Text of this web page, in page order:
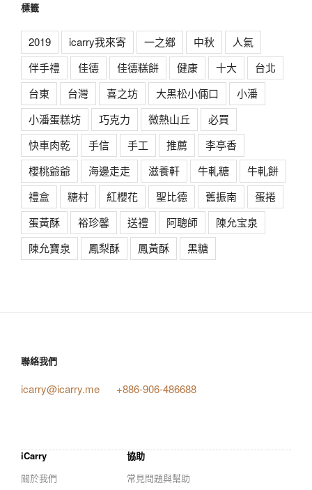
標籤
2019 icarry我來寄 一之鄉 中秋
人氣
伴手禮
佳德 佳德糕餅 健康 十大
台北
台東
台灣 喜之坊 大黑松小倆口
小潘
小潘蛋糕坊
巧克力 微熱山丘
必買
快車肉乾
手信 手工 推薦
李亭香
櫻桃爺爺
海邊走走 滋養軒 牛軋糖
牛軋餅
禮盒
糖村 紅櫻花 聖比德 舊振南
蛋捲
蛋黃酥
裕珍馨 送禮 阿聰師
陳允宝泉
陳允寶泉
鳳梨酥 鳳黃酥 黑糖
聯絡我們
icarry@icarry.me +886-906-486688
iCarry
關於我們
協助
常見問題與幫助